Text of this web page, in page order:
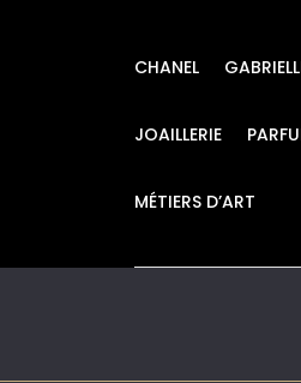
CHANEL
JOAILLERIE
MÉTIERS D’ART